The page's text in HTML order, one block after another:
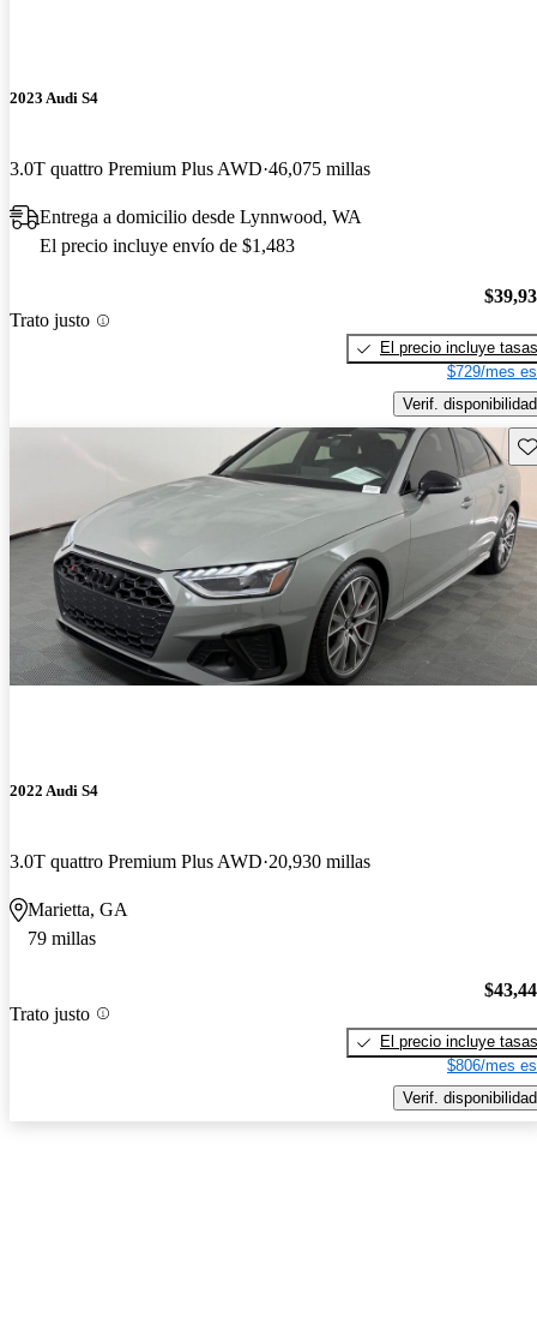
2023 Audi S4
3.0T quattro Premium Plus AWD 46,075 millas
Entrega a domicilio desde Lynnwood, WA
El precio incluye envío de $1,483
Trato justo
El precio incluye tasas
$729/mes
Verif. disponibilidad
2022 Audi S4
3.0T quattro Premium Plus AWD 20,930 millas
Marietta, GA
79 millas
Trato justo
El precio incluye tasas
$806/mes
Verif. disponibilidad